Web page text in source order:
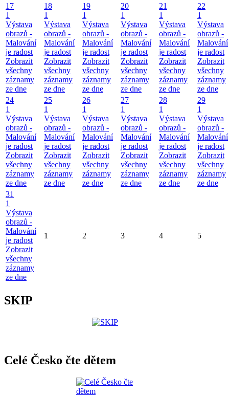
17
1
Výstava
obrazů -
Malování
je radost
Zobrazit
všechny
záznamy
ze dne
18
1
Výstava
obrazů -
Malování
je radost
Zobrazit
všechny
záznamy
ze dne
19
1
Výstava
obrazů -
Malování
je radost
Zobrazit
všechny
záznamy
ze dne
20
1
Výstava
obrazů -
Malování
je radost
Zobrazit
všechny
záznamy
ze dne
21
1
Výstava
obrazů -
Malování
je radost
Zobrazit
všechny
záznamy
ze dne
22
1
Výstava
obrazů -
Malování
je radost
Zobrazit
všechny
záznamy
ze dne
24
1
Výstava
obrazů -
Malování
je radost
Zobrazit
všechny
záznamy
ze dne
25
1
Výstava
obrazů -
Malování
je radost
Zobrazit
všechny
záznamy
ze dne
26
1
Výstava
obrazů -
Malování
je radost
Zobrazit
všechny
záznamy
ze dne
27
1
Výstava
obrazů -
Malování
je radost
Zobrazit
všechny
záznamy
ze dne
28
1
Výstava
obrazů -
Malování
je radost
Zobrazit
všechny
záznamy
ze dne
29
1
Výstava
obrazů -
Malování
je radost
Zobrazit
všechny
záznamy
ze dne
31
1
Výstava
obrazů -
Malování
je radost
Zobrazit
všechny
záznamy
ze dne
1 2 3 4 5
SKIP
Celé Česko čte dětem